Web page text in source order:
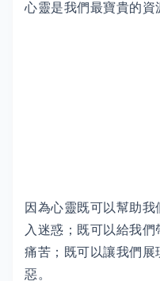
心靈是我們最寶貴的資
因為心靈既可以幫助
入迷惑；既可以給我
痛苦；既可以讓我們展
惡。